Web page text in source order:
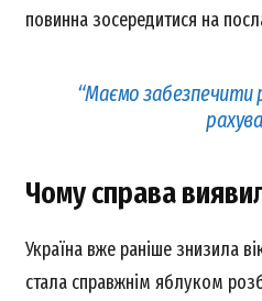
повинна зосередитися на
“Маємо забезпечити
Чому справа
Україна вже раніше знизила
стала справжнім яблуком